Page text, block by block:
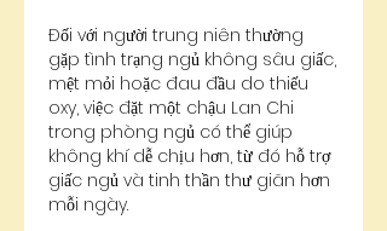
Đối với người trung niên thường
gặp tình trạng ngủ không sâu giấc,
mệt mỏi hoặc đau đầu do thiếu
oxy, việc đặt một chậu Lan Chi
trong phòng ngủ có thể giúp
không khí dễ chịu hơn, từ đó hỗ trợ
giấc ngủ và tinh thần thư giãn hơn
mỗi ngày.